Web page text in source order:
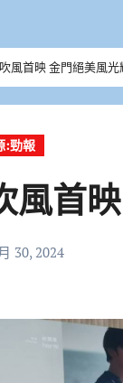
風首映 金門絕美風
:勁報
風首
30, 2024